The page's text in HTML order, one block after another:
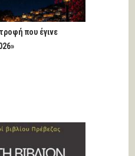
που έγινε